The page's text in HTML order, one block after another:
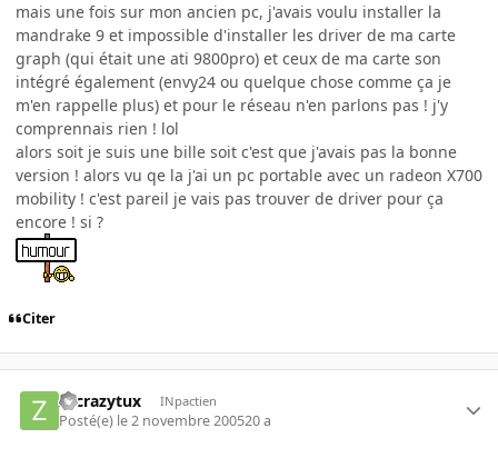
mais une fois sur mon ancien pc, j'avais voulu installer la
mandrake 9 et impossible d'installer les driver de ma carte
graph (qui était une ati 9800pro) et ceux de ma carte son
intégré également (envy24 ou quelque chose comme ça je
m'en rappelle plus) et pour le réseau n'en parlons pas ! j'y
comprennais rien ! lol
alors soit je suis une bille soit c'est que j'avais pas la bonne
version ! alors vu qe la j'ai un pc portable avec un radeon X700
mobility ! c'est pareil je vais pas trouver de driver pour ça
encore ! si ?
Citer
zecrazytux INpactien
Posté(e) le 2 novembre 200520 a